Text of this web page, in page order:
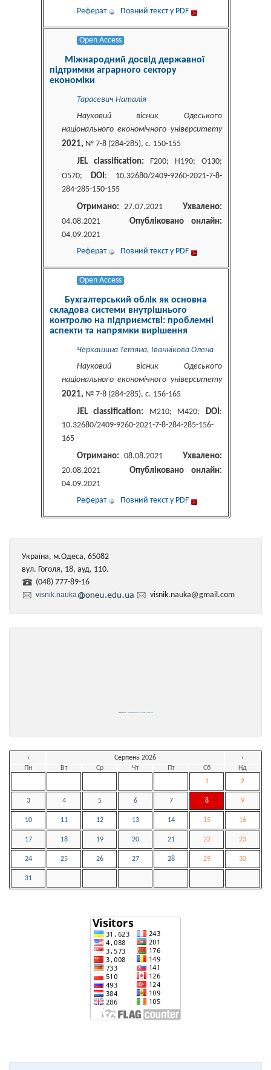
Реферат
Повний текст у PDF
Open Access
Міжнародний досвід державної
підтримки аграрного сектору
економіки
Тарасевич Наталія
Науковий вісник Одеського
національного економічного університету
2021, № 7-8 (284-285), c. 150-155
JEL classification: F200; Н190; О130;
О570;
DOI : 10.32680/2409-9260-2021-7-8-
284-285-150-155
Отримано: 27.07.2021 Ухвалено:
04.08.2021 Опубліковано онлайн:
04.09.2021
Реферат
Повний текст у PDF
Open Access
Бухгалтерський облік як основна
складова системи внутрішнього
контролю на підприємстві: проблемні
аспекти та напрямки вирішення
Черкашина Тетяна, Іваннікова Олена
Науковий вісник Одеського
національного економічного університету
2021, № 7-8 (284-285), c. 156-165
JEL classification: М210; М420; DOI :
10.32680/2409-9260-2021-7-8-284-285-156-
165
Отримано: 08.08.2021 Ухвалено:
20.08.2021 Опубліковано онлайн:
04.09.2021
Реферат
Повний текст у PDF
Україна, м.Одеса, 65082
вул. Гоголя, 18, ауд. 110.
(048) 777-89-16
visnik.nauka visnik.nauka@gmail.com
Powered byhttps://embedgooglemaps.com/en/&iamsterdamcard
‹ Серпень 2026
›
Пн
Вт Ср Чт Пт Сб
Нд
1
2
3 4 5 6 7 8 9
10 11 12 13 14 15 16
17 18 19 20 21 22 23
24 25 26 27 28 29 30
31